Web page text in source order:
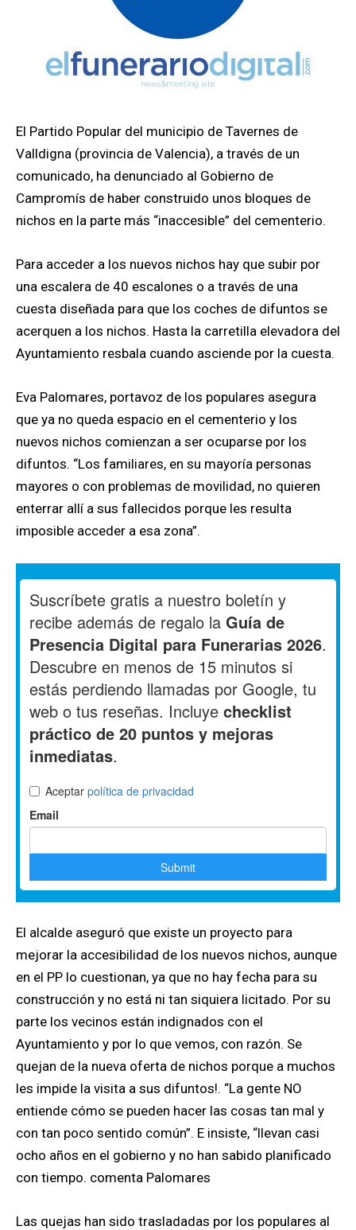
El Partido Popular del municipio de Tavernes de
Valldigna (provincia de Valencia), a través de un
comunicado, ha denunciado al Gobierno de
Campromís de haber construido unos bloques de
nichos en la parte más “inaccesible” del cementerio.
Para acceder a los nuevos nichos hay que subir por
una escalera de 40 escalones o a través de una
cuesta diseñada para que los coches de difuntos se
acerquen a los nichos. Hasta la carretilla elevadora del
Ayuntamiento resbala cuando asciende por la cuesta.
Eva Palomares, portavoz de los populares asegura
que ya no queda espacio en el cementerio y los
nuevos nichos comienzan a ser ocuparse por los
difuntos. “Los familiares, en su mayoría personas
mayores o con problemas de movilidad, no quieren
enterrar allí a sus fallecidos porque les resulta
imposible acceder a esa zona”.
El alcalde aseguró que existe un proyecto para
mejorar la accesibilidad de los nuevos nichos, aunque
en el PP lo cuestionan, ya que no hay fecha para su
construcción y no está ni tan siquiera licitado. Por su
parte los vecinos están indignados con el
Ayuntamiento y por lo que vemos, con razón. Se
quejan de la nueva oferta de nichos porque a muchos
les impide la visita a sus difuntos!. “La gente NO
entiende cómo se pueden hacer las cosas tan mal y
con tan poco sentido común”. E insiste, “llevan casi
ocho años en el gobierno y no han sabido planificado
con tiempo. comenta Palomares
Las quejas han sido trasladadas por los populares al